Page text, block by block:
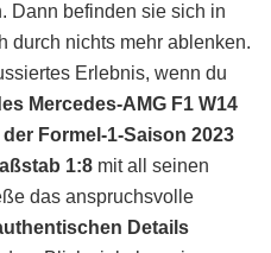
Dann befinden sie sich in
durch nichts mehr ablenken.
Erlebnis, wenn du
Mercedes-AMG F1 W14
Formel-1-Saison 2023
1:8 mit all seinen
das anspruchsvolle
Details